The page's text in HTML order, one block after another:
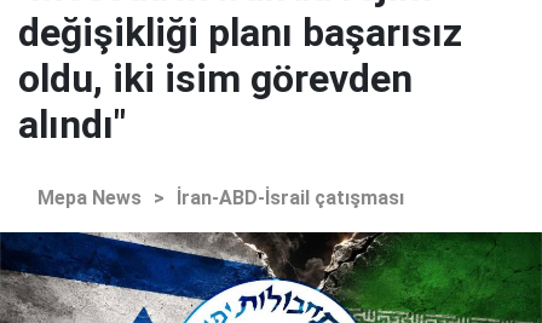
değişikliği planı başarısız
oldu, iki isim görevden
alındı"
Mepa News > İran-ABD-İsrail çatışması